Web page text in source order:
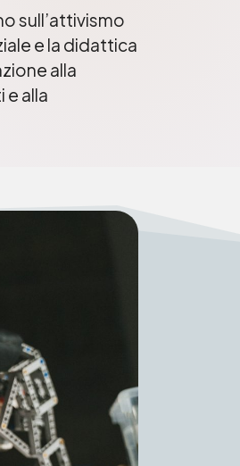
sull’attivismo
e la didattica
alla
alla